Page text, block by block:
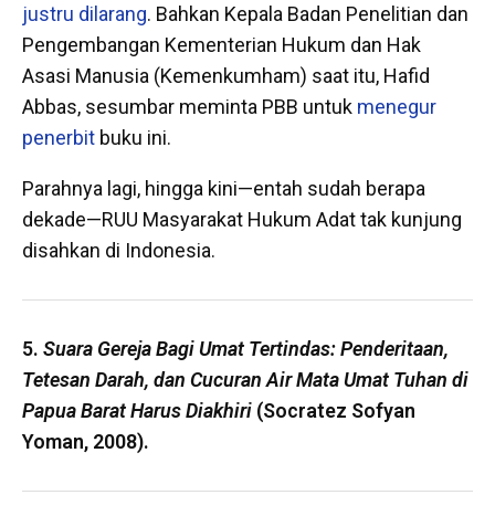
justru dilarang. Bahkan Kepala Badan Penelitian dan
Pengembangan Kementerian Hukum dan Hak
Asasi Manusia (Kemenkumham) saat itu, Hafid
Abbas, sesumbar meminta PBB untuk menegur
penerbit buku ini.
Parahnya lagi, hingga kini—entah sudah berapa
dekade—RUU Masyarakat Hukum Adat tak kunjung
disahkan di Indonesia.
5. Suara Gereja Bagi Umat Tertindas: Penderitaan,
Tetesan Darah, dan Cucuran Air Mata Umat Tuhan di
Papua Barat Harus Diakhiri (Socratez Sofyan
Yoman, 2008).